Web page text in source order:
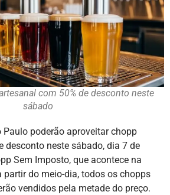
com 50% de desconto neste
sábado
Paulo poderão aproveitar chopp
desconto neste sábado, dia 7 de
Sem Imposto, que acontece na
partir do meio-dia, todos os chopps
vendidos pela metade do preço.